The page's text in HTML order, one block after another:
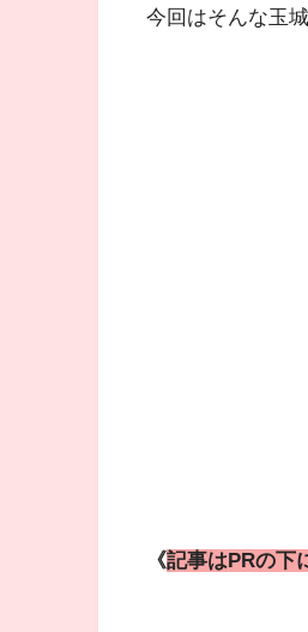
今回はそんな玉
《記事はPRの下